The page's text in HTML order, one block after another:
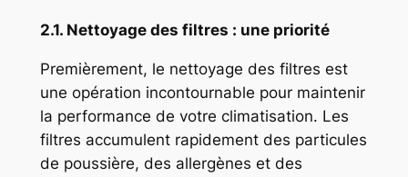
2.1. Nettoyage des filtres : une priorité
Premièrement, le nettoyage des filtres est
une opération incontournable pour maintenir
la performance de votre climatisation. Les
filtres accumulent rapidement des particules
de poussière, des allergènes et des